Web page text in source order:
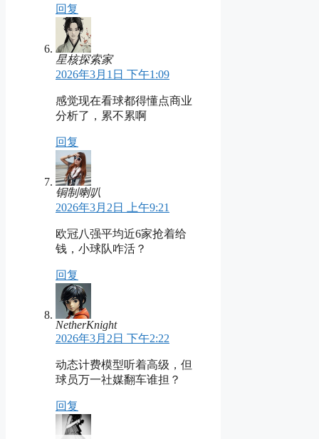
回复
星核探索家
2026年3月1日 下午1:09
感觉现在看球都得懂点商业
分析了，累不累啊
回复
铜制喇叭
2026年3月2日 上午9:21
欧冠八强平均近6家抢着给
钱，小球队咋活？
回复
NetherKnight
2026年3月2日 下午2:22
动态计费模型听着高级，但
球员万一社媒翻车谁担？
回复